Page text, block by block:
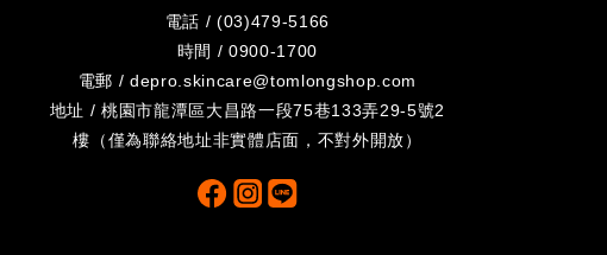
電話 / (03)479-5166
時間 / 0900-1700
電郵 / depro.skincare@tomlongshop.com
地址 / 桃園市龍潭區大昌路一段75巷133弄29-5號2
樓（僅為聯絡地址非實體店面，不對外開放）